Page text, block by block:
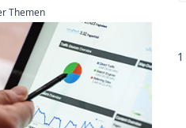
1
Themen